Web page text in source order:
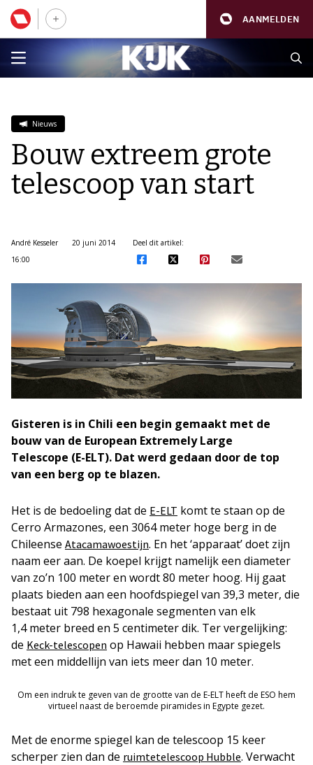
AANMELDEN
Nieuws
Bouw extreem grote
telescoop van start
André Kesseler
20 juni 2014
16:00
Deel dit artikel:
Gisteren is in Chili een begin gemaakt met de
bouw van de European Extremely Large
Telescope (E-ELT). Dat werd gedaan door de top
van een berg op te blazen.
Het is de bedoeling dat de E-ELT komt te staan op de
Cerro Armazones, een 3064 meter hoge berg in de
Chileense Atacamawoestijn. En het ‘apparaat’ doet zijn
naam eer aan. De koepel krijgt namelijk een diameter
van zo’n 100 meter en wordt 80 meter hoog. Hij gaat
plaats bieden aan een hoofdspiegel van 39,3 meter, die
bestaat uit 798 hexagonale segmenten van elk
1,4 meter breed en 5 centimeter dik. Ter vergelijking:
de Keck-telescopen op Hawaii hebben maar spiegels
met een middellijn van iets meer dan 10 meter.
Om een indruk te geven van de grootte van de E-ELT heeft de ESO hem
virtueel naast de beroemde piramides in Egypte gezet.
Met de enorme spiegel kan de telescoop 15 keer
scherper zien dan de ruimtetelescoop Hubble. Verwacht